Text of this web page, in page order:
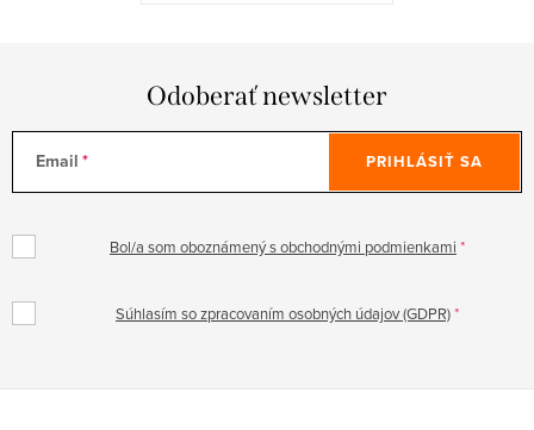
Odoberať newsletter
Email
Bol/a som oboznámený s obchodnými podmienkami
Súhlasím so zpracovaním osobných údajov (GDPR)
PRIHLÁSIŤ SA